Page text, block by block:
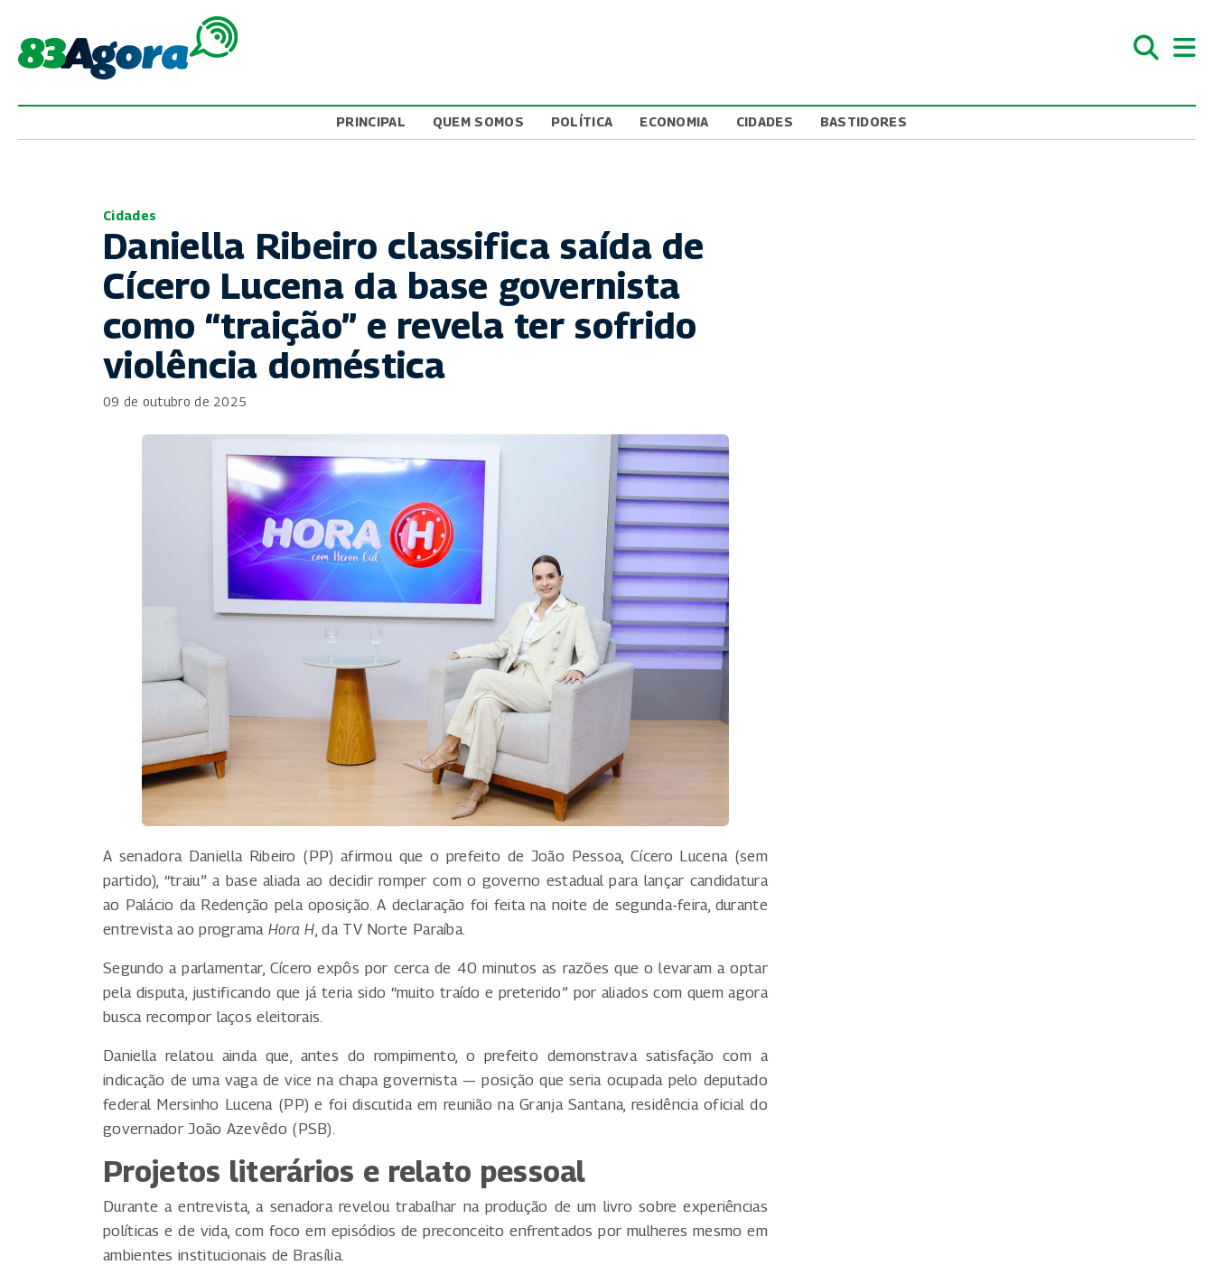
PRINCIPAL QUEM SOMOS POLÍTICA ECONOMIA CIDADES BASTIDORES
Cidades
Daniella Ribeiro classifica saída de
Cícero Lucena da base governista
como “traição” e revela ter sofrido
violência doméstica
09 de outubro de 2025
A senadora Daniella Ribeiro (PP) afirmou que o prefeito de João Pessoa, Cícero Lucena (sem
partido), “traiu” a base aliada ao decidir romper com o governo estadual para lançar candidatura
ao Palácio da Redenção pela oposição. A declaração foi feita na noite de segunda-feira, durante
entrevista ao programa Hora H , da TV Norte Paraíba.
Segundo a parlamentar, Cícero expôs por cerca de 40 minutos as razões que o levaram a optar
pela disputa, justificando que já teria sido “muito traído e preterido” por aliados com quem agora
busca recompor laços eleitorais.
Daniella relatou ainda que, antes do rompimento, o prefeito demonstrava satisfação com a
indicação de uma vaga de vice na chapa governista — posição que seria ocupada pelo deputado
federal Mersinho Lucena (PP) e foi discutida em reunião na Granja Santana, residência oficial do
governador João Azevêdo (PSB).
Projetos literários e relato pessoal
Durante a entrevista, a senadora revelou trabalhar na produção de um livro sobre experiências
políticas e de vida, com foco em episódios de preconceito enfrentados por mulheres mesmo em
ambientes institucionais de Brasília.